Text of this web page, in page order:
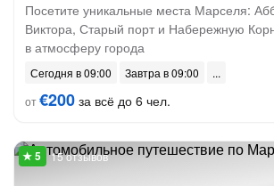
Посетите уникальные места Марселя:
Виктора, Старый порт и Набережную
в атмосферу города
Сегодня в 09:00
Завтра в 09:00
от€200 за всё до 6 чел.
15 отзывов